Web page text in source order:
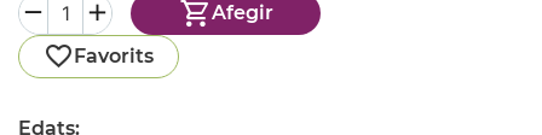
Afegir
Favorits
Edats: